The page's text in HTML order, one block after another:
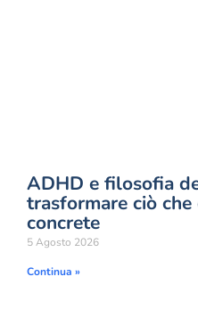
ADHD e filosofia
trasformare ciò
concrete
5 Agosto 2026
Continua »